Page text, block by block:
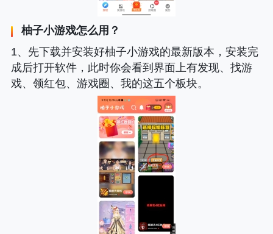
柚子小游戏怎么用？
1、先下载并安装好柚子小游戏的最新版本，安装完
成后打开软件，此时你会看到界面上有发现、找游
戏、领红包、游戏圈、我的这五个板块。